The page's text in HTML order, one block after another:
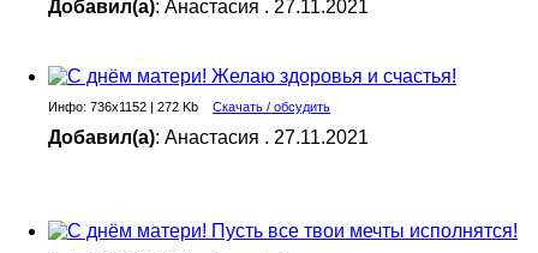
Добавил(а): Анастасия . 27.11.2021
Инфо: 736х1152 | 272 Kb Скачать / обсудить
Добавил(а): Анастасия . 27.11.2021